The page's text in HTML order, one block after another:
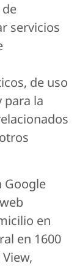
de
servicios
de uso
para la
Google
en
en 1600